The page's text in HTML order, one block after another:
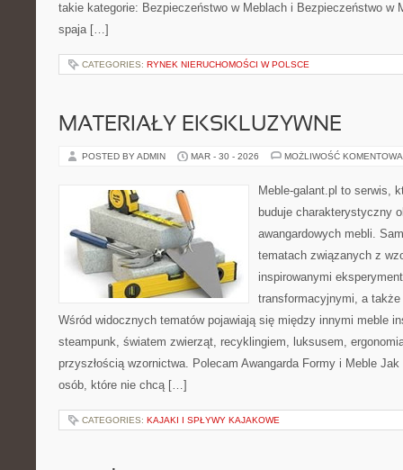
takie kategorie: Bezpieczeństwo w Meblach i Bezpieczeństwo w
spaja […]
CATEGORIES: RYNEK NIERUCHOMOŚCI W POLSCE
MATERIAŁY EKSKLUZYWNE
POSTED BY ADMIN MAR - 30 - 2026 MOŻLIWOŚĆ
Meble-galant.pl to serwis,
buduje charakterystyczny
awangardowych mebli.
tematach związanych z
inspirowanymi
transformacyjnymi, a
Wśród widocznych tematów pojawiają się między innymi meble
steampunk, światem zwierząt, recyklingiem, luksusem,
przyszłością wzornictwa. Polecam Awangarda Formy i Meble
osób, które nie chcą […]
CATEGORIES: KAJAKI I SPŁYWY KAJAKOWE